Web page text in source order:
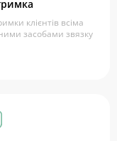
клієнтів всіма
засобами звязку